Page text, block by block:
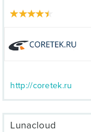
http://coretek.ru
Lunacloud